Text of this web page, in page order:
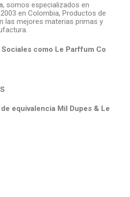
, somos especializados en
en Colombia, Productos de
las mejores materias primas y
como Le Parffum Co
equivalencia Mil Dupes & Le